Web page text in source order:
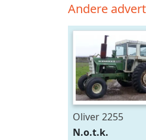
Andere
Oliver 2255
N.o.t.k.